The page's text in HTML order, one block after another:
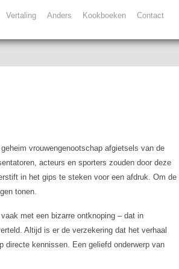
Vertaling Anders Kookboeken Contact
vrouwengenootschap afgietsels van de
acteurs en sporters zouden door deze
in het gips te steken voor een afdruk. Om de
tonen.
met een bizarre ontknoping – dat in
Altijd is er de verzekering dat het verhaal
kennissen. Een geliefd onderwerp van